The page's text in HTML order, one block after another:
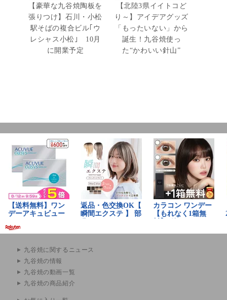
【豪華な九谷焼陶板を
張りつけ】石川・小松
駅そばの複合ビル｢ウ
レシャス小松｣ 10月
に開業予定
【北陸3県イイトコど
り～】アイデアグッズ
「もったいない」から
誕生！九谷焼使っ
た“かわいい針山”
九谷焼に関するニュース
九谷焼の情報
九谷焼の動画一覧
九谷焼の商品紹介